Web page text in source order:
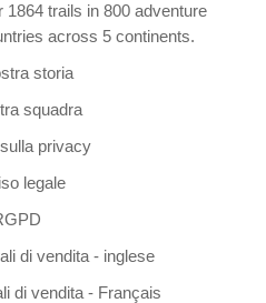
trails in 800 adventure
across 5 continents.
storia
squadra
privacy
legale
di vendita - inglese
di vendita - Français